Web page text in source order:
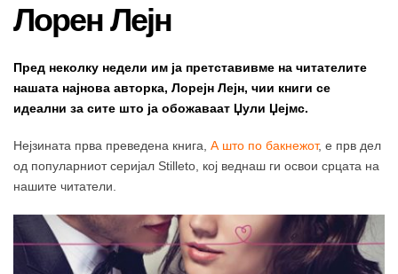
Лорен Лејн
Пред неколку недели им ја претставивме на читателите
нашата најнова авторка, Лорејн Лејн, чии книги се
идеални за сите што ја обожаваат Џули Џејмс.
Нејзината прва преведена книга, А што по бакнежот, е прв дел
од популарниот серијал Stilleto, кој веднаш ги освои срцата на
нашите читатели.